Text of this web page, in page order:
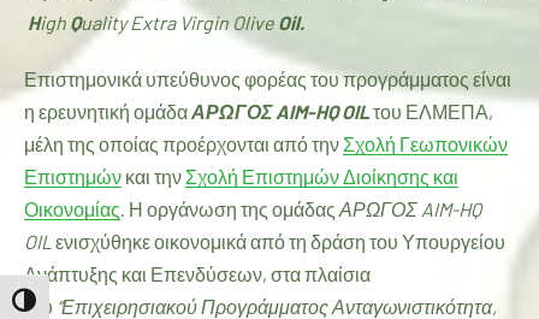
TOGGLE HIGH CONTRAST
High Quality Extra Virgin Olive Oil.
Επιστημονικά υπεύθυνος φορέας του προγράμματος είναι
η ερευνητική ομάδαΑΡΩΓΟΣ AIM-HQ OILτου ΕΛΜΕΠΑ,
μέλη της οποίας προέρχονται από την Σχολή Γεωπονικών
Επιστημών και την Σχολή Επιστημών Διοίκησης και
Οικονομίας. Η οργάνωση της ομάδας ΑΡΩΓΟΣ AIM-HQ
OIL ενισχύθηκε οικονομικά από τη δράση του Υπουργείου
Ανάπτυξης και Επενδύσεων, στα πλαίσια
του “Επιχειρησιακού Προγράμματος Ανταγωνιστικότητα,